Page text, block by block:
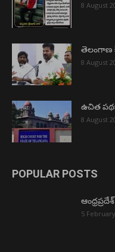
8 August
తెలంగాణ
8 August
ఉచిత
8 August
POPULAR POSTS
5